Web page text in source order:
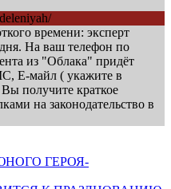
времени: эксперт
На ваш телефон по
из "Облака" придёт
Е-майл ( укажите в
Вы получите краткое
на законодательство в
ГЕРОЯ-